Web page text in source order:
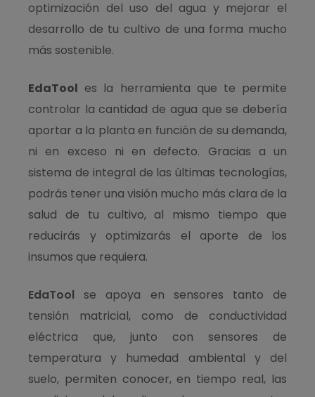
optimización del uso del agua y mejorar el
desarrollo de tu cultivo de una forma mucho
más sostenible.
EdaTool es la herramienta que te permite
controlar la cantidad de agua que se debería
aportar a la planta en función de su demanda,
ni en exceso ni en defecto. Gracias a un
sistema de integral de las últimas tecnologías,
podrás tener una visión mucho más clara de la
salud de tu cultivo, al mismo tiempo que
reducirás y optimizarás el aporte de los
insumos que requiera.
EdaToolse apoya en sensores tanto de
tensión matricial, como de conductividad
eléctrica que, junto con sensores de
temperatura y humedad ambiental y del
suelo, permiten conocer, en tiempo real, las